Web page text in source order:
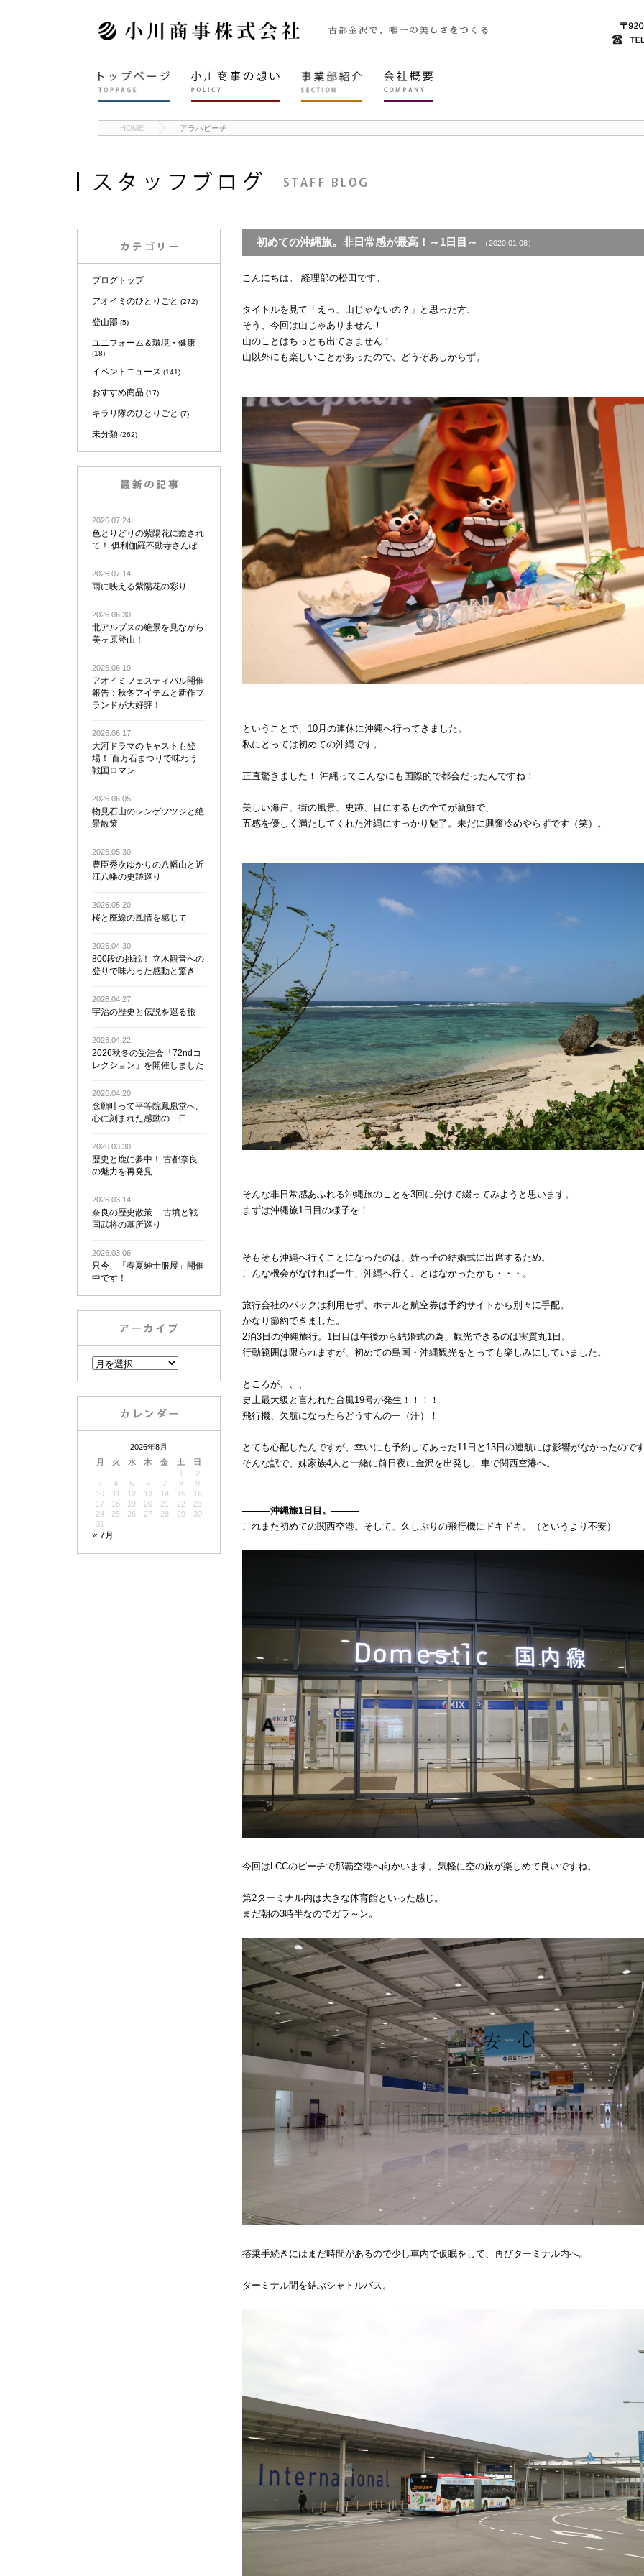
HOME アラハビーチ
ブログトップ
アオイミのひとりごと (272)
登山部 (5)
ユニフォーム＆環境・健康
(18)
イベントニュース (141)
おすすめ商品 (17)
キラリ隊のひとりごと (7)
未分類 (262)
2026.07.24
色とりどりの紫陽花に癒され
て！ 俱利伽羅不動寺さんぽ
2026.07.14
雨に映える紫陽花の彩り
2026.06.30
北アルプスの絶景を見ながら
美ヶ原登山！
2026.06.19
アオイミフェスティバル開催
報告：秋冬アイテムと新作ブ
ランドが大好評！
2026.06.17
大河ドラマのキャストも登
場！ 百万石まつりで味わう
戦国ロマン
2026.06.05
物見石山のレンゲツツジと絶
景散策
2026.05.30
豊臣秀次ゆかりの八幡山と近
江八幡の史跡巡り
2026.05.20
桜と廃線の風情を感じて
2026.04.30
800段の挑戦！ 立木観音への
登りで味わった感動と驚き
2026.04.27
宇治の歴史と伝説を巡る旅
2026.04.22
2026秋冬の受注会「72ndコ
レクション」を開催しました
2026.04.20
念願叶って平等院鳳凰堂へ。
心に刻まれた感動の一日
2026.03.30
歴史と鹿に夢中！ 古都奈良
の魅力を再発見
2026.03.14
奈良の歴史散策 ―古墳と戦
国武将の墓所巡り―
2026.03.06
只今、「春夏紳士服展」開催
中です！
2026年8月
月
火 水 木 金 土 日
« 7月
1
2
3
4 5 6 7 8
9
10
11 12 13 14 15
16
17
18 19 20 21 22
23
24
25 26 27 28 29
30
31
初めての沖縄旅。非日常感が最高！～1日目～ （2020.01.08）
こんにちは。 経理部の松田です。
タイトルを見て「えっ、山じゃないの？」と思った方、
そう、今回は山じゃありません！
山のことはちっとも出てきません！
山以外にも楽しいことがあったので、どうぞあしからず。
ということで、10月の連休に沖縄へ行ってきました。
私にとっては初めての沖縄です。
正直驚きました！ 沖縄ってこんなにも国際的で都会だったんですね！
美しい海岸、街の風景、史跡、目にするもの全てが新鮮で、
五感を優しく満たしてくれた沖縄にすっかり魅了。未だに興奮冷めやらずです（笑）。
そんな非日常感あふれる沖縄旅のことを3回に分けて綴ってみようと思います。
まずは沖縄旅1日目の様子を！
そもそも沖縄へ行くことになったのは、姪っ子の結婚式に出席するため。
こんな機会がなければ一生、沖縄へ行くことはなかったかも・・・。
旅行会社のパックは利用せず、ホテルと航空券は予約サイトから別々に手配。
かなり節約できました。
2泊3日の沖縄旅行。1日目は午後から結婚式の為、観光できるのは実質丸1日。
行動範囲は限られますが、初めての島国・沖縄観光をとっても楽しみにしていました。
ところが、、、
史上最大級と言われた台風19号が発生！！！！
飛行機、欠航になったらどうすんのー（汗）！
とても心配したんですが、幸いにも予約してあった11日と13日の運航には影響がなかったので
そんな訳で、妹家族4人と一緒に前日夜に金沢を出発し、車で関西空港へ。
―――沖縄旅1日目。―――
これまた初めての関西空港。そして、久しぶりの飛行機にドキドキ。（というより不安）
今回はLCCのピーチで那覇空港へ向かいます。気軽に空の旅が楽しめて良いですね。
第2ターミナル内は大きな体育館といった感じ。
まだ朝の3時半なのでガラ～ン。
搭乗手続きにはまだ時間があるので少し車内で仮眠をして、再びターミナル内へ。
ターミナル間を結ぶシャトルバス。